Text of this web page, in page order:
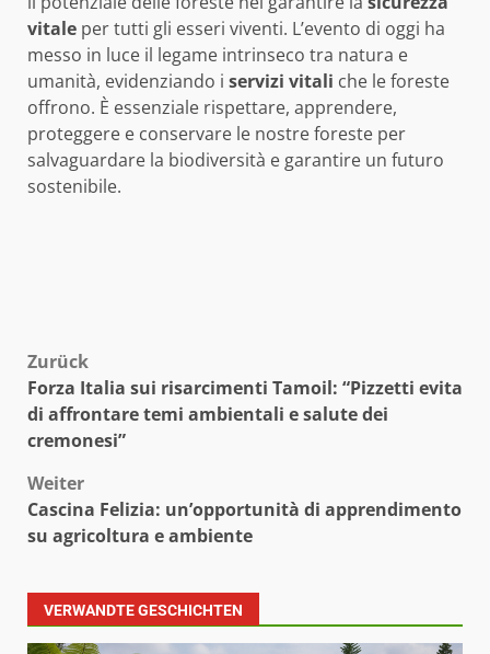
vitale per tutti gli esseri viventi. L’evento di oggi ha
messo in luce il legame intrinseco tra natura e
umanità, evidenziando i servizi vitali che le foreste
offrono. È essenziale rispettare, apprendere,
proteggere e conservare le nostre foreste per
salvaguardare la biodiversità e garantire un futuro
sostenibile.
Beitragsnavigation
Zurück
Forza Italia sui risarcimenti Tamoil: “Pizzetti evita
di affrontare temi ambientali e salute dei
cremonesi”
Weiter
Cascina Felizia: un’opportunità di apprendimento
su agricoltura e ambiente
VERWANDTE GESCHICHTEN